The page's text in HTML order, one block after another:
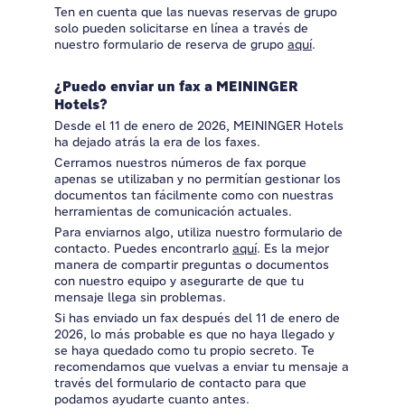
Ten en cuenta que las nuevas reservas de grupo
solo pueden solicitarse en línea a través de
nuestro formulario de reserva de grupo aquí.
¿Puedo enviar un fax a MEININGER
Hotels?
Desde el 11 de enero de 2026, MEININGER Hotels
ha dejado atrás la era de los faxes.
Cerramos nuestros números de fax porque
apenas se utilizaban y no permitían gestionar los
documentos tan fácilmente como con nuestras
herramientas de comunicación actuales.
Para enviarnos algo, utiliza nuestro formulario de
contacto. Puedes encontrarlo aquí. Es la mejor
manera de compartir preguntas o documentos
con nuestro equipo y asegurarte de que tu
mensaje llega sin problemas.
Si has enviado un fax después del 11 de enero de
2026, lo más probable es que no haya llegado y
se haya quedado como tu propio secreto. Te
recomendamos que vuelvas a enviar tu mensaje a
través del formulario de contacto para que
podamos ayudarte cuanto antes.